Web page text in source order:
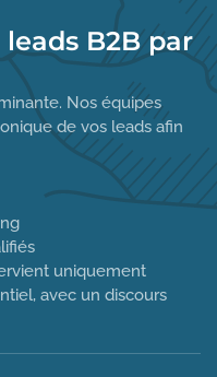
B2B par
Nos équipes
de vos leads afin
uniquement
avec un discours